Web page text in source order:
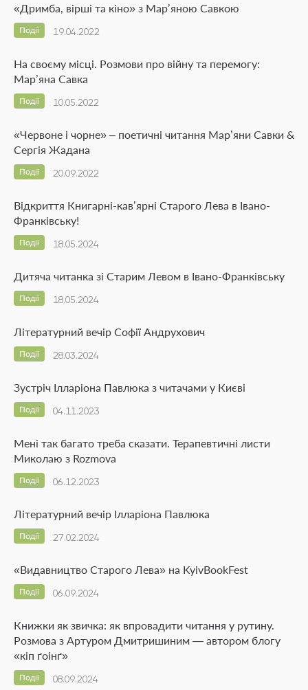
«Дримба, вірші та кіно» з Мар’яною Савкою
19.04.2022
Події
На своєму місці. Розмови про війну та перемогу:
Мар’яна Савка
10.05.2022
Події
«Червоне і чорне» – поетичні читання Мар’яни Савки &
Сергія Жадана
20.09.2022
Події
Відкриття Книгарні-кав’ярні Старого Лева в Івано-
Франківську!
18.05.2024
Події
Дитяча читанка зі Старим Левом в Івано-Франківську
18.05.2024
Події
Літературний вечір Софії Андрухович
28.03.2024
Події
Зустріч Ілларіона Павлюка з читачами у Києві
04.11.2023
Події
Мені так багато треба сказати. Терапевтичні листи
Миколаю з Rozmova
06.12.2023
Події
Літературний вечір Ілларіона Павлюка
27.02.2024
Події
«Видавництво Старого Лева» на KyivBookFest
06.09.2024
Події
Книжки як звичка: як впровадити читання у рутину.
Розмова з Артуром Дмитришиним — автором блогу
«кіп ґоінґ»
08.09.2024
Події